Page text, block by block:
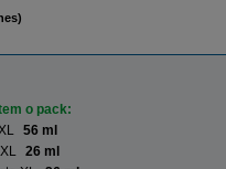
o pack:
56 ml
26 ml